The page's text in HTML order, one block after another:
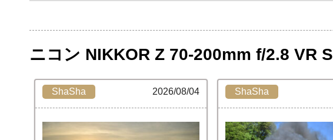
ニコン NIKKOR Z 70-200mm f/2.8 VR
ShaSha 2026/08/04 ShaSha